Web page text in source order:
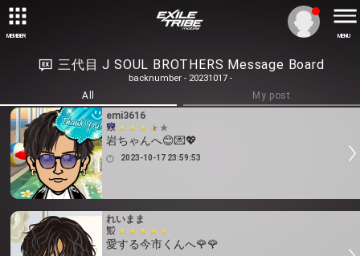
MEMBER MENU
三代目 J SOUL BROTHERS Message Board
backnumber - 20231017 -
All
My post
emi3616
岩ちゃんへ😊💌💖
2023-10-17 23:59:53
れいまま
愛する今市くんへ🌹🌹